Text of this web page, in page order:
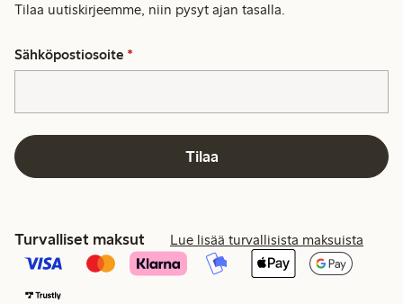
Tilaa uutiskirjeemme, niin pysyt ajan tasalla.
Sähköpostiosoite *
Tilaa
Turvalliset maksut Lue lisää turvallisista maksuista